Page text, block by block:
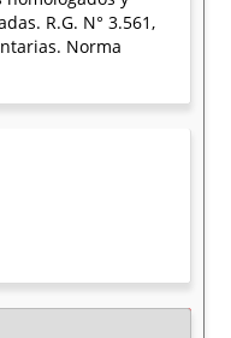
R.G. N° 3.561,
Norma